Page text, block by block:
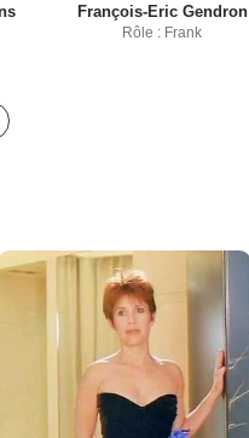
François-Eric Gendron
Rôle : Frank